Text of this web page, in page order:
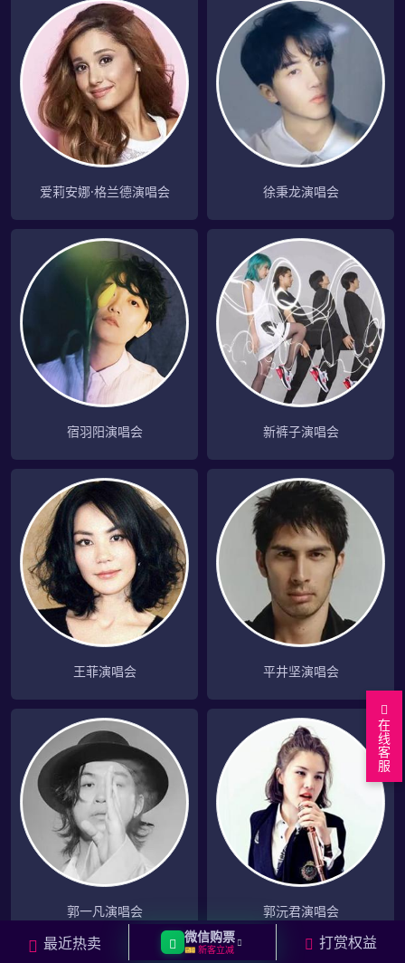
爱莉安娜·格兰德演唱会 徐秉龙演唱会
宿羽阳演唱会 新裤子演唱会
王菲演唱会 平井坚演唱会
郭一凡演唱会 郭沅君演唱会
在
线
客
服
最近热卖 微信购票
🎫 新客立减 打赏权益